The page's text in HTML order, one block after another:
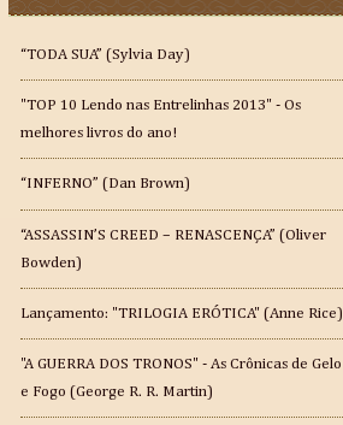
“TODA SUA” (Sylvia Day)
"TOP 10 Lendo nas Entrelinhas 2013" - Os
melhores livros do ano!
“INFERNO” (Dan Brown)
“ASSASSIN’S CREED – RENASCENÇA” (Oliver
Bowden)
Lançamento: "TRILOGIA ERÓTICA" (Anne Rice)
"A GUERRA DOS TRONOS" - As Crônicas de Gelo
e Fogo (George R. R. Martin)